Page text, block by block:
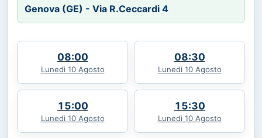
Genova (GE) - Via R.Ceccardi 4
08:00
Lunedì 10 Agosto
08:30
Lunedì 10 Agosto
15:00
Lunedì 10 Agosto
15:30
Lunedì 10 Agosto